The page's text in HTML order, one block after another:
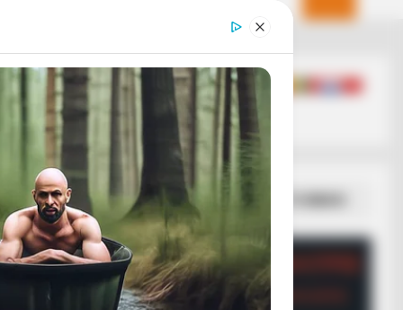
ΣΠΑΜΕ ΤΟ ΜΑΤΡΙΞ – ΤΟ ΒΙΒΛΙΟ